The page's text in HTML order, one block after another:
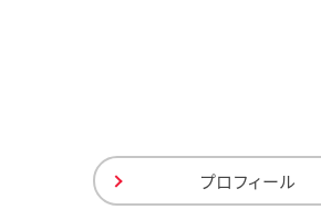
プロフィール